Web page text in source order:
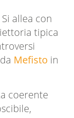
allea con
tipica
Mefisto in
coerente